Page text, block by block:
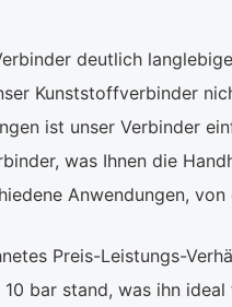
deutlich
Kunststoffverbinder
ist unser Verbinder
was Ihnen die
Anwendungen,
Preis-Leistungs-
bar stand, was ihn